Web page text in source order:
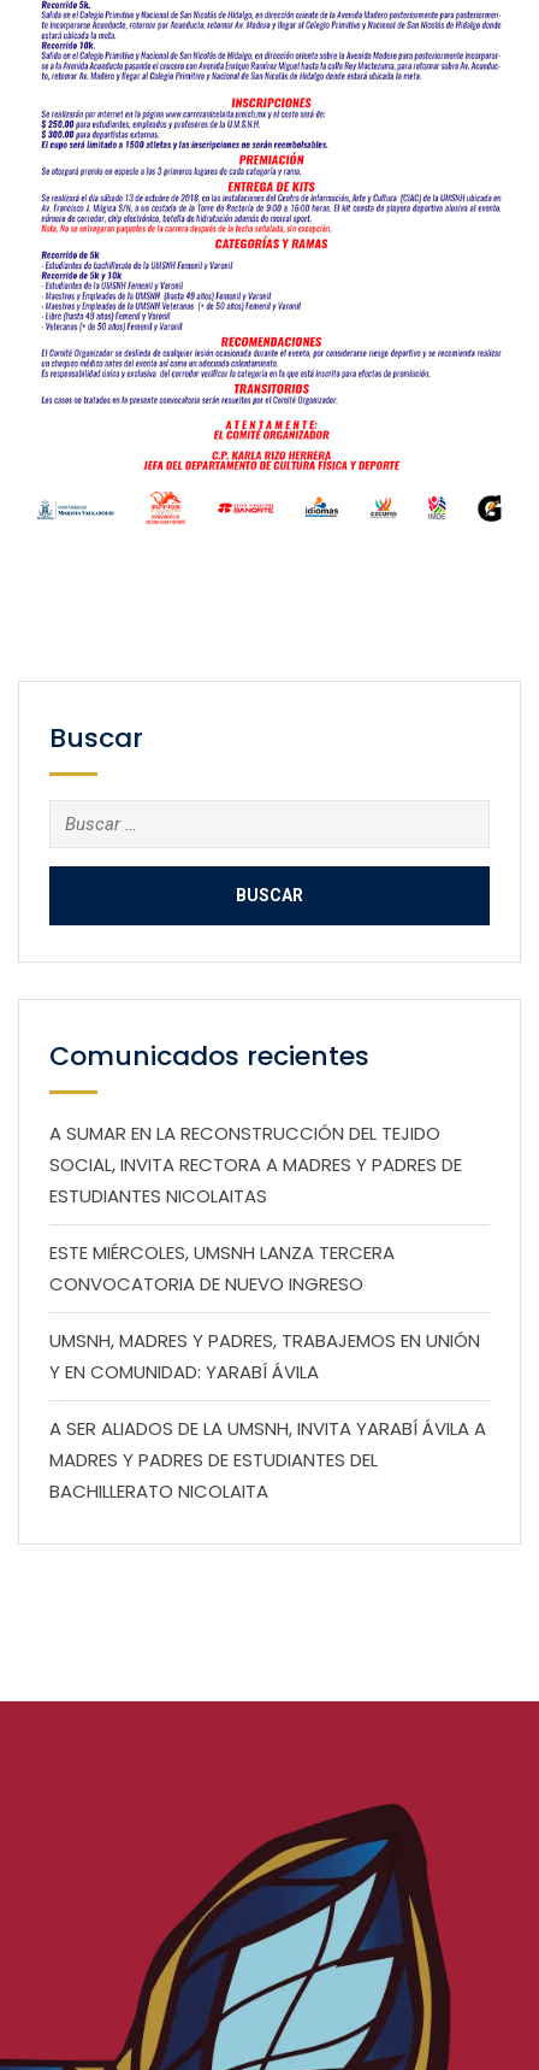
Buscar
Buscar:
Comunicados recientes
A SUMAR EN LA RECONSTRUCCIÓN DEL TEJIDO
SOCIAL, INVITA RECTORA A MADRES Y PADRES DE
ESTUDIANTES NICOLAITAS
ESTE MIÉRCOLES, UMSNH LANZA TERCERA
CONVOCATORIA DE NUEVO INGRESO
UMSNH, MADRES Y PADRES, TRABAJEMOS EN UNIÓN
Y EN COMUNIDAD: YARABÍ ÁVILA
A SER ALIADOS DE LA UMSNH, INVITA YARABÍ ÁVILA A
MADRES Y PADRES DE ESTUDIANTES DEL
BACHILLERATO NICOLAITA